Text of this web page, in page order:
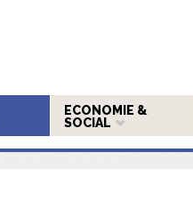
ECONOMIE &
SOCIAL